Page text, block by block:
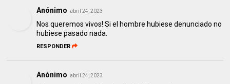
Anónimo abril 24, 2023
Nos queremos vivos! Si el hombre hubiese denunciado no
hubiese pasado nada.
RESPONDER
Anónimo abril 24, 2023